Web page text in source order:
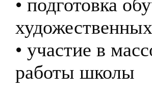
• подготовка
• участие в
работы школы